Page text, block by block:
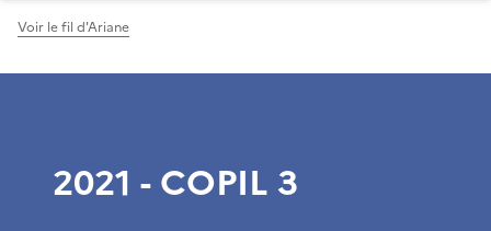
Voir le fil d'Ariane
2021 - COPIL 3